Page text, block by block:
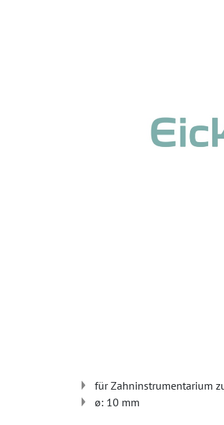
für Zahninstrumentarium
ø: 10 mm